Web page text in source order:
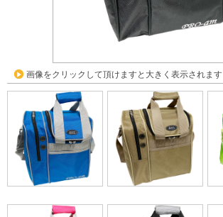
画像をクリックして頂けますと大きく表示されます